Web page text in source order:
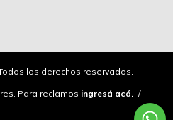
los derechos reservados.
Para reclamos ingresá acá. /